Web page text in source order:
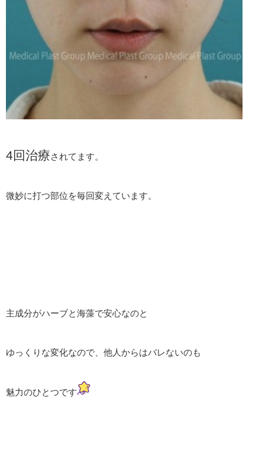
4回治療されてます。
微妙に打つ部位を毎回変えています。
主成分がハーブと海藻で安心なのと
ゆっくりな変化なので、他人からはバレないのも
魅力のひとつです